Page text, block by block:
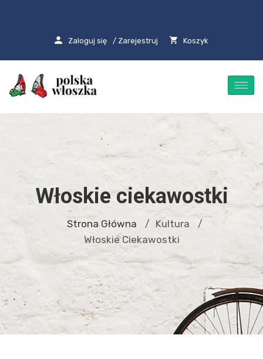
Zaloguj się / Zarejestruj Koszyk
Włoskie ciekawostki
Strona Główna / Kultura /
Włoskie Ciekawostki